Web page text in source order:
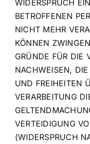
WIDERSPRUCH
BETROFFENEN
NICHT MEHR
KÖNNEN
GRÜNDE FÜR DIE
NACHWEISEN,
UND FREIHEITEN
VERARBEITUNG
VERTEIDIGUNG
(WIDERSPRUCH